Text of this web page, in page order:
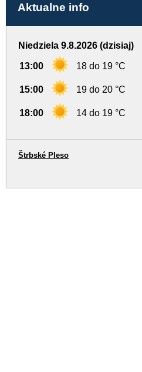
Aktualne info
Niedziela 9.8.2026 (dzisiaj)
13:00 18 do 19 °C
15:00 19 do 20 °C
18:00 14 do 19 °C
Štrbské Pleso